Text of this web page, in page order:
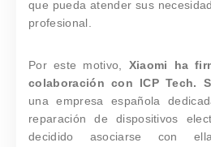
que pueda atender sus
profesional.
Por este motivo, Xiaomi ha
colaboración con ICP Tech.
una empresa española
reparación de dispositivos
decidido asociarse con